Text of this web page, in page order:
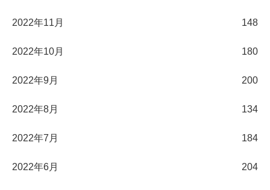
2022年11月 148
2022年10月 180
2022年9月 200
2022年8月 134
2022年7月 184
2022年6月 204